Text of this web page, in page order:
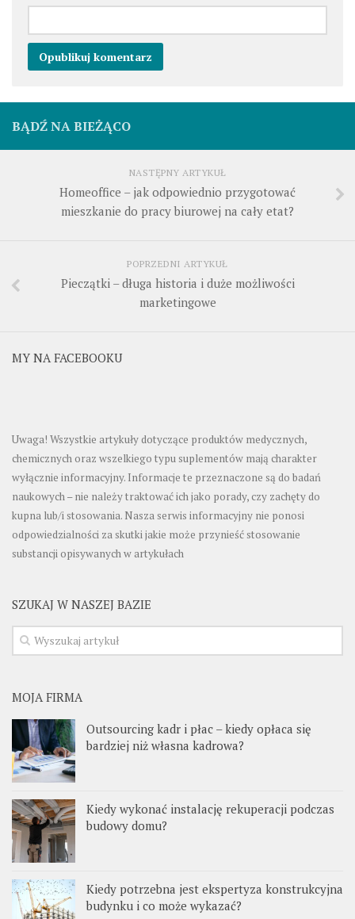
BĄDŹ NA BIEŻĄCO
NASTĘPNY ARTYKUŁ
Homeoffice – jak odpowiednio przygotować
mieszkanie do pracy biurowej na cały etat?
POPRZEDNI ARTYKUŁ
Pieczątki – długa historia i duże możliwości
marketingowe
MY NA FACEBOOKU
Uwaga! Wszystkie artykuły dotyczące produktów medycznych,
chemicznych oraz wszelkiego typu suplementów mają charakter
wyłącznie informacyjny. Informacje te przeznaczone są do badań
naukowych – nie należy traktować ich jako porady, czy zachęty do
kupna lub/i stosowania. Nasza serwis informacyjny nie ponosi
odpowiedzialności za skutki jakie może przynieść stosowanie
substancji opisywanych w artykułach
SZUKAJ W NASZEJ BAZIE
MOJA FIRMA
Outsourcing kadr i płac – kiedy opłaca się
bardziej niż własna kadrowa?
Kiedy wykonać instalację rekuperacji podczas
budowy domu?
Kiedy potrzebna jest ekspertyza konstrukcyjna
budynku i co może wykazać?